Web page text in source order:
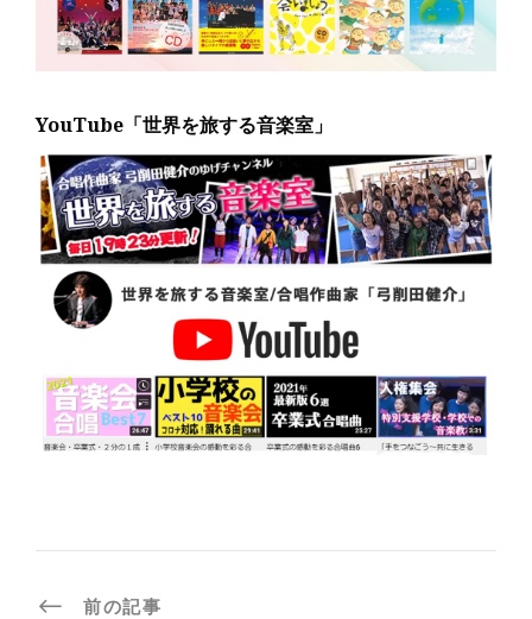
YouTube「世界を旅する音楽室」
前の記事